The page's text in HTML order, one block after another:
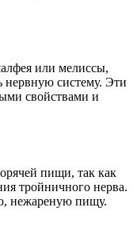
или мелиссы,
нервную систему. Эти
свойствами и
пищи, так как
тройничного нерва.
нежареную пищу.